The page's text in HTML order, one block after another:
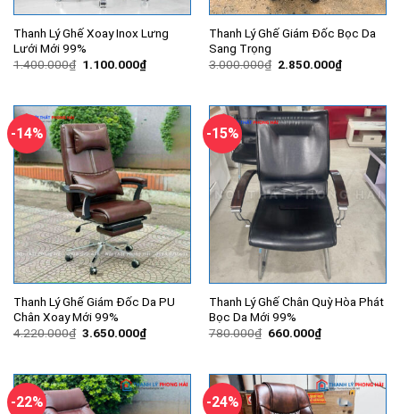
Thanh Lý Ghế Xoay Inox Lưng
Lưới Mới 99%
1.400.000₫ Giá
1.100.000₫Giá
hiện
1.100.000₫.
Thanh Lý Ghế Giám Đốc Bọc Da
Sang Trọng
3.000.000₫ Giá
2.850.000₫Giá
hiện
-14%
Thanh Lý Ghế Giám Đốc Da PU
Chân Xoay Mới 99%
4.220.000₫ Giá
3.650.000₫Giá
hiện
3.650.000₫.
-15%
Thanh Lý Ghế Chân Quỳ Hòa Phát
Bọc Da Mới 99%
780.000₫ Giá
660.000₫Giá
hiện
660.000₫.
-22% -24%